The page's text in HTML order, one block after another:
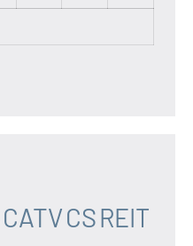
CATVCSREIT